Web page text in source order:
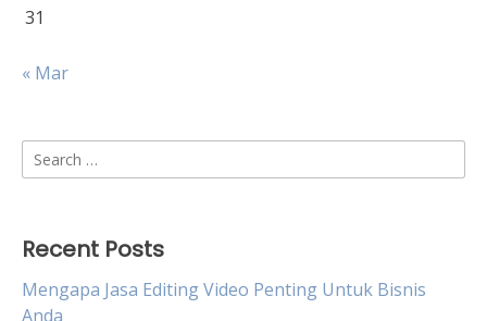
31
« Mar
Search
for:
Recent Posts
Mengapa Jasa Editing Video Penting Untuk Bisnis
Anda